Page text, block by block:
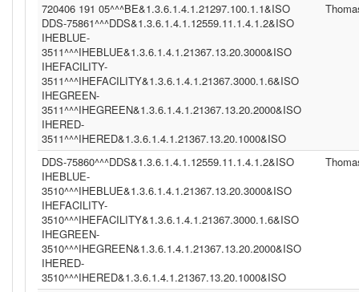
720406 191 05^^^BE&1.3.6.1.4.1.21297.100.1.1&ISO
DDS-75861^^^DDS&1.3.6.1.4.1.12559.11.1.4.1.2&ISO
IHEBLUE-
3511^^^IHEBLUE&1.3.6.1.4.1.21367.13.20.3000&ISO
IHEFACILITY-
3511^^^IHEFACILITY&1.3.6.1.4.1.21367.3000.1.6&ISO
IHEGREEN-
3511^^^IHEGREEN&1.3.6.1.4.1.21367.13.20.2000&ISO
IHERED-
3511^^^IHERED&1.3.6.1.4.1.21367.13.20.1000&ISO
DDS-75860^^^DDS&1.3.6.1.4.1.12559.11.1.4.1.2&ISO
IHEBLUE-
3510^^^IHEBLUE&1.3.6.1.4.1.21367.13.20.3000&ISO
IHEFACILITY-
3510^^^IHEFACILITY&1.3.6.1.4.1.21367.3000.1.6&ISO
IHEGREEN-
3510^^^IHEGREEN&1.3.6.1.4.1.21367.13.20.2000&ISO
IHERED-
3510^^^IHERED&1.3.6.1.4.1.21367.13.20.1000&ISO